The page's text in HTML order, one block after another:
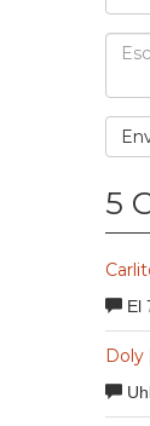
5
El
Doly